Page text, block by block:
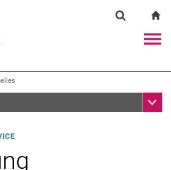
Springe direkt zu: Inhalt
Springe direkt zu: Suche
Springe direkt zu:
Suchen (öffnet externen Link in einem